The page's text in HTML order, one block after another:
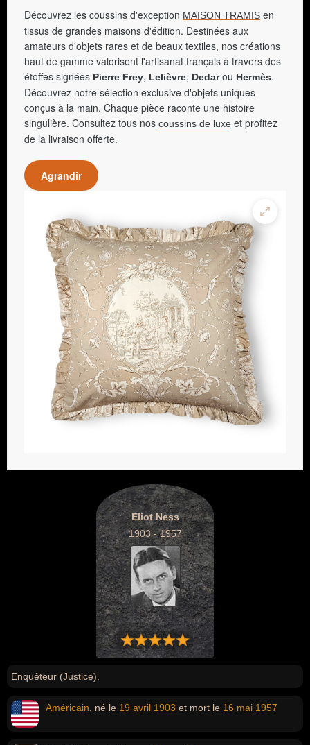
Découvrez les coussins d'exception MAISON TRAMIS en
tissus de grandes maisons d'édition. Destinées aux
amateurs d'objets rares et de beaux textiles, nos créations
haut de gamme valorisent l'artisanat français à travers des
étoffes signées Pierre Frey, Lelièvre, Dedarou Hermès.
Découvrez notre sélection exclusive d'objets uniques
conçus à la main. Chaque pièce raconte une histoire
singulière. Consultez tous nos coussins de luxe et profitez
de la livraison offerte.
Agrandir
Eliot Ness
1903 - 1957
Enquêteur (Justice).
Américain , né le 19 avril 1903 et mort le 16 mai 1957